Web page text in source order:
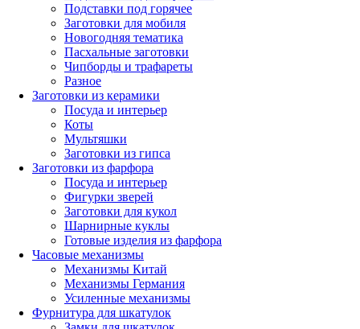
Подставки под горячее
Заготовки для мобиля
Новогодняя тематика
Пасхальные заготовки
Чипборды и трафареты
Разное
Заготовки из керамики
Посуда и интерьер
Коты
Мультяшки
Заготовки из гипса
Заготовки из фарфора
Посуда и интерьер
Фигурки зверей
Заготовки для кукол
Шарнирные куклы
Готовые изделия из фарфора
Часовые механизмы
Механизмы Китай
Механизмы Германия
Усиленные механизмы
Фурнитура для шкатулок